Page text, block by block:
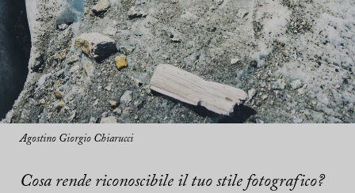
Agostino Giorgio Chiarucci
Cosa rende riconoscibile il tuo stile fotografico?